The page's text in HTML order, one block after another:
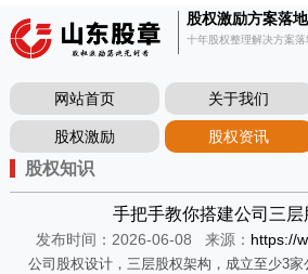
股权激励方案落
十年股权整理解决方案
网站首页 关于我们
股权激励 股权资讯
股权知识
手把手教你搭建公司三层
发布时间：2026-06-08 来源： https://
公司股权设计，三层股权架构，成立至少3家